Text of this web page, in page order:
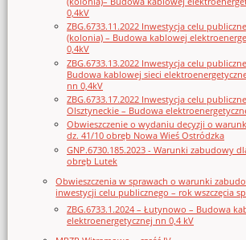
0,4kV
ZBG.6733.11.2022 Inwestycja celu
(kolonia) – Budowa kablowej
0,4kV
ZBG.6733.13.2022 Inwestycja celu
Budowa kablowej sieci
nn 0,4kV
ZBG.6733.17.2022 Inwestycja celu
Olsztyneckie – Budowa
Obwieszczenie o wydaniu decyzji o
dz. 41/10 obręb Nowa Wieś Ostródzka
GNP.6730.185.2023 - Warunki zabudowy
obręb Lutek
Obwieszczenia w sprawach o warunki
inwestycji celu publicznego – rok wszczęcia
ZBG.6733.1.2024 – Łutynowo – Budowa
elektroenergetycznej nn 0,4 kV